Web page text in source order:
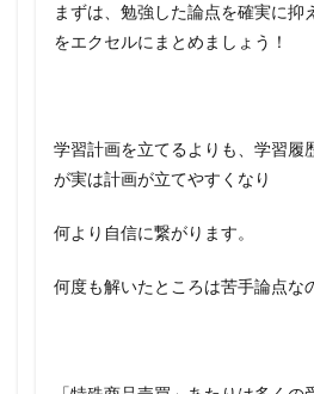
まずは、勉強した論点を確実に抑
をエクセルにまとめましょう！
学習計画を立てるよりも、学習履
が実は計画が立てやすくなり
何より自信に繋がります。
何度も解いたところは苦手論点な